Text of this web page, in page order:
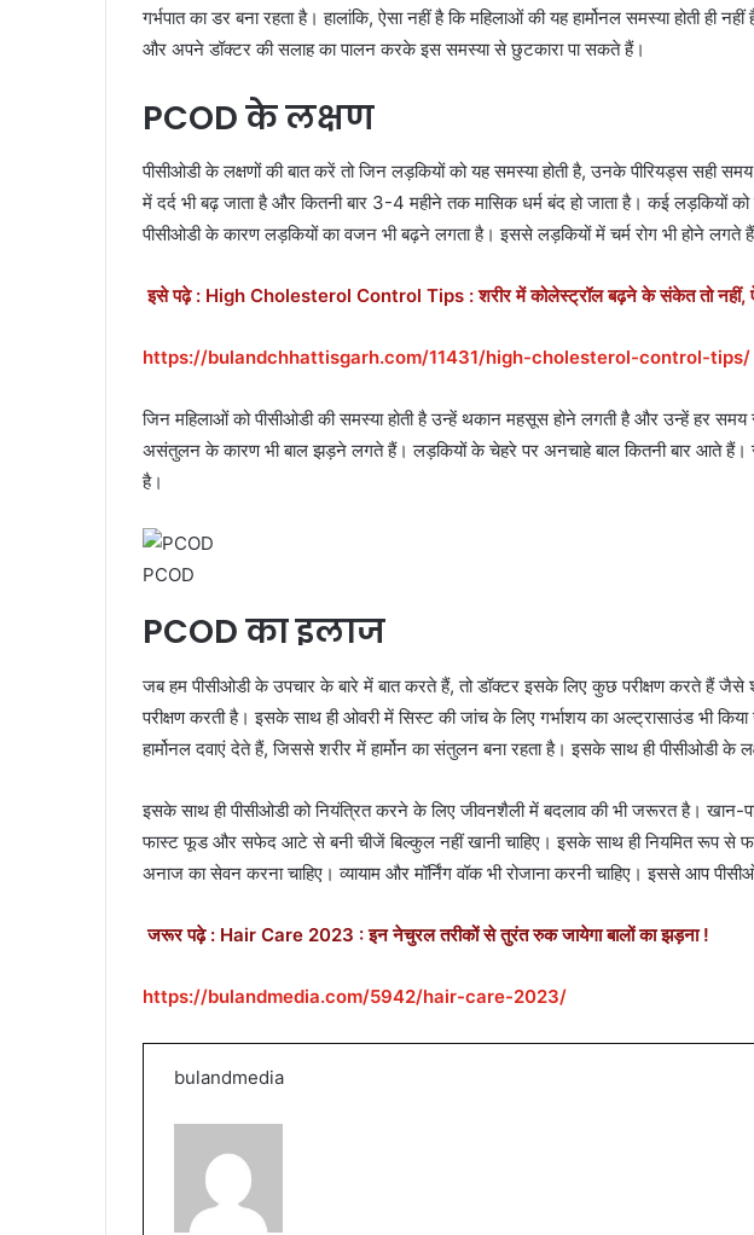
गर्भपात का डर बना रहता है। हालांकि, ऐसा नहीं है कि महिलाओं की यह हार्मोनल समस्या होती
और अपने डॉक्टर की सलाह का पालन करके इस समस्या से छुटकारा पा सकते हैं।
PCOD के लक्षण
पीसीओडी के लक्षणों की बात करें तो जिन लड़कियों को यह समस्या होती है, उनके पीरियड्स सही
में दर्द भी बढ़ जाता है और कितनी बार 3-4 महीने तक मासिक धर्म बंद हो जाता है। कई लड़कियों को
पीसीओडी के कारण लड़कियों का वजन भी बढ़ने लगता है। इससे लड़कियों में चर्म रोग भी होने
इसे पढ़े : High Cholesterol Control Tips : शरीर में कोलेस्ट्रॉल बढ़ने के संकेत तो नहीं,
https://bulandchhattisgarh.com/11431/high-cholesterol-control-tips/
जिन महिलाओं को पीसीओडी की समस्या होती है उन्हें थकान महसूस होने लगती है और उन्हें हर समय
असंतुलन के कारण भी बाल झड़ने लगते हैं। लड़कियों के चेहरे पर अनचाहे बाल कितनी बार आते हैं।
है।
PCOD
PCOD का इलाज
जब हम पीसीओडी के उपचार के बारे में बात करते हैं, तो डॉक्टर इसके लिए कुछ परीक्षण करते हैं जैसे
परीक्षण करती है। इसके साथ ही ओवरी में सिस्ट की जांच के लिए गर्भाशय का अल्ट्रासाउंड भी
हार्मोनल दवाएं देते हैं, जिससे शरीर में हार्मोन का संतुलन बना रहता है। इसके साथ ही पीसीओडी के
इसके साथ ही पीसीओडी को नियंत्रित करने के लिए जीवनशैली में बदलाव की भी जरूरत है। खान-
फास्ट फूड और सफेद आटे से बनी चीजें बिल्कुल नहीं खानी चाहिए। इसके साथ ही नियमित रूप से
अनाज का सेवन करना चाहिए। व्यायाम और मॉर्निंग वॉक भी रोजाना करनी चाहिए। इससे आप
जरूर पढ़े : Hair Care 2023 : इन नेचुरल तरीकों से तुरंत रुक जायेगा बालों का झड़ना !
https://bulandmedia.com/5942/hair-care-2023/
bulandmedia